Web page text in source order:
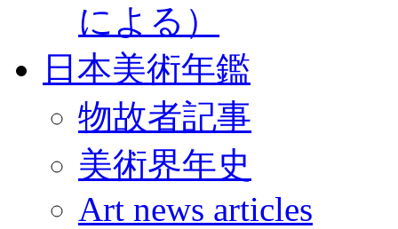
による）
日本美術年鑑
物故者記事
美術界年史
Art news articles